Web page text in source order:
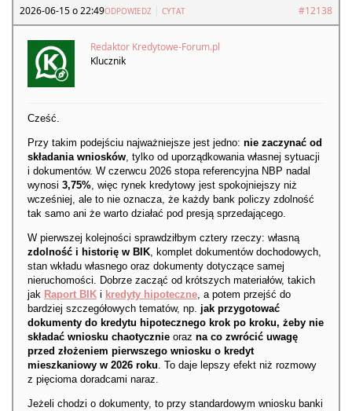
2026-06-15 o 22:49 #12138
ODPOWIEDZ CYTAT
Redaktor Kredytowe-Forum.pl
Klucznik
Cześć.
Przy takim podejściu najważniejsze jest jedno: nie zaczynać od
składania wniosków, tylko od uporządkowania własnej sytuacji
i dokumentów. W czerwcu 2026 stopa referencyjna NBP nadal
wynosi 3,75%, więc rynek kredytowy jest spokojniejszy niż
wcześniej, ale to nie oznacza, że każdy bank policzy zdolność
tak samo ani że warto działać pod presją sprzedającego.
W pierwszej kolejności sprawdziłbym cztery rzeczy: własną
zdolność i historię w BIK, komplet dokumentów dochodowych,
stan wkładu własnego oraz dokumenty dotyczące samej
nieruchomości. Dobrze zacząć od krótszych materiałów, takich
jak Raport BIK i kredyty hipoteczne, a potem przejść do
bardziej szczegółowych tematów, np. jak przygotować
dokumenty do kredytu hipotecznego krok po kroku, żeby nie
składać wniosku chaotycznie oraz na co zwrócić uwagę
przed złożeniem pierwszego wniosku o kredyt
mieszkaniowy w 2026 roku. To daje lepszy efekt niż rozmowy
z pięcioma doradcami naraz.
Jeżeli chodzi o dokumenty, to przy standardowym wniosku banki